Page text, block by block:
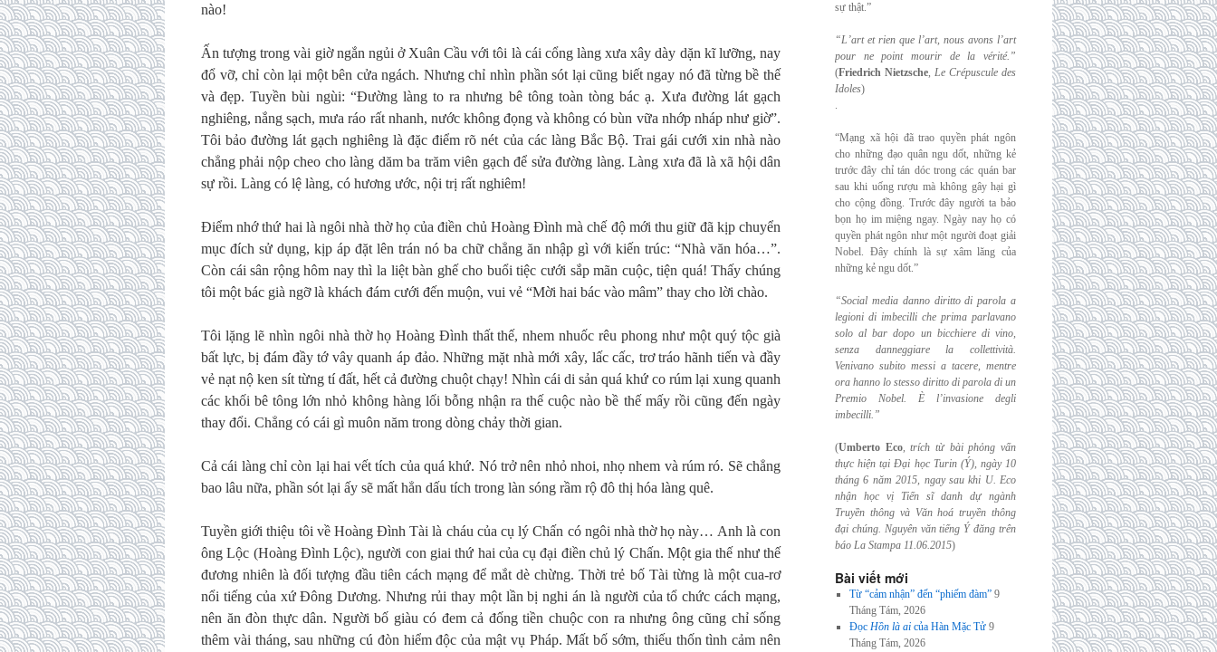
nào!
Ấn tượng trong vài giờ ngắn ngủi ở Xuân Cầu với tôi là cái cổng làng xưa xây dày dặn kĩ lưỡng, nay
đổ vỡ, chỉ còn lại một bên cửa ngách. Nhưng chỉ nhìn phần sót lại cũng biết ngay nó đã từng bề thế
và đẹp. Tuyền bùi ngùi: “Đường làng to ra nhưng bê tông toàn tòng bác ạ. Xưa đường lát gạch
nghiêng, nắng sạch, mưa ráo rất nhanh, nước không đọng và không có bùn vữa nhớp nháp như giờ”.
Tôi bảo đường lát gạch nghiêng là đặc điểm rõ nét của các làng Bắc Bộ. Trai gái cưới xin nhà nào
chẳng phải nộp cheo cho làng dăm ba trăm viên gạch để sửa đường làng. Làng xưa đã là xã hội dân
sự rồi. Làng có lệ làng, có hương ước, nội trị rất nghiêm!
Điểm nhớ thứ hai là ngôi nhà thờ họ của điền chủ Hoàng Đình mà chế độ mới thu giữ đã kịp chuyển
mục đích sử dụng, kịp áp đặt lên trán nó ba chữ chẳng ăn nhập gì với kiến trúc: “Nhà văn hóa…”.
Còn cái sân rộng hôm nay thì la liệt bàn ghế cho buổi tiệc cưới sắp mãn cuộc, tiện quá! Thấy chúng
tôi một bác già ngỡ là khách đám cưới đến muộn, vui vẻ “Mời hai bác vào mâm” thay cho lời chào.
Tôi lặng lẽ nhìn ngôi nhà thờ họ Hoàng Đình thất thế, nhem nhuốc rêu phong như một quý tộc già
bất lực, bị đám đầy tớ vây quanh áp đảo. Những mặt nhà mới xây, lấc cấc, trơ tráo hãnh tiến và đầy
vẻ nạt nộ ken sít từng tí đất, hết cả đường chuột chạy! Nhìn cái di sản quá khứ co rúm lại xung quanh
các khối bê tông lớn nhỏ không hàng lối bỗng nhận ra thế cuộc nào bề thế mấy rồi cũng đến ngày
thay đổi. Chẳng có cái gì muôn năm trong dòng chảy thời gian.
Cả cái làng chỉ còn lại hai vết tích của quá khứ. Nó trở nên nhỏ nhoi, nhọ nhem và rúm ró. Sẽ chẳng
bao lâu nữa, phần sót lại ấy sẽ mất hẳn dấu tích trong làn sóng rầm rộ đô thị hóa làng quê.
Tuyền giới thiệu tôi về Hoàng Đình Tài là cháu của cụ lý Chấn có ngôi nhà thờ họ này… Anh là con
ông Lộc (Hoàng Đình Lộc), người con giai thứ hai của cụ đại điền chủ lý Chấn. Một gia thế như thế
đương nhiên là đối tượng đầu tiên cách mạng để mắt dè chừng. Thời trẻ bố Tài từng là một cua-rơ
nổi tiếng của xứ Đông Dương. Nhưng rủi thay một lần bị nghi án là người của tổ chức cách mạng,
nên ăn đòn thực dân. Người bố giàu có đem cả đống tiền chuộc con ra nhưng ông cũng chỉ sống
thêm vài tháng, sau những cú đòn hiểm độc của mật vụ Pháp. Mất bố sớm, thiếu thốn tình cảm nên
sự thật.”
“L’art et rien que l’art, nous avons l’art
pour ne point mourir de la vérité.”
(Friedrich Nietzsche, Le Crépuscule des
Idoles)
.
“Mạng xã hội đã trao quyền phát ngôn
cho những đạo quân ngu dốt, những kẻ
trước đây chỉ tán dóc trong các quán bar
sau khi uống rượu mà không gây hại gì
cho cộng đồng. Trước đây người ta bảo
bọn họ im miệng ngay. Ngày nay họ có
quyền phát ngôn như một người đoạt giải
Nobel. Đây chính là sự xâm lăng của
những kẻ ngu dốt.”
“Social media danno diritto di parola a
legioni di imbecilli che prima parlavano
solo albar dopo un bicchiere di vino,
senza danneggiare la collettività.
Venivano subito messi a tacere, mentre
ora hanno lo stesso diritto di parola di un
Premio Nobel. È l’invasione degli
imbecilli.”
(Umberto Eco,trích từ bài phỏng vấn
thực hiện tại Đại học Turin (Ý), ngày 10
tháng 6 năm 2015, ngay sau khi U. Eco
nhận học vị Tiến sĩ danh dự ngành
Truyền thông và Văn hoá truyền thông
đại chúng. Nguyên văn tiếng Ý đăng trên
báo La Stampa 11.06.2015)
Bài viết mới
Từ “cảm nhận” đến “phiếm đàm” 9
Tháng Tám, 2026
Đọc Hồn là aicủa Hàn Mặc Tử 9
Tháng Tám, 2026